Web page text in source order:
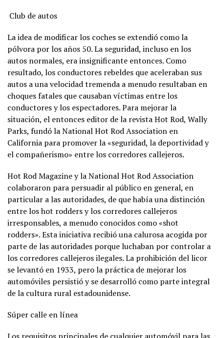
Club de autos
La idea de modificar los coches se extendió como la
pólvora por los años 50. La seguridad, incluso en los
autos normales, era insignificante entonces. Como
resultado, los conductores rebeldes que aceleraban sus
autos a una velocidad tremenda a menudo resultaban en
choques fatales que causaban víctimas entre los
conductores y los espectadores. Para mejorar la
situación, el entonces editor de la revista Hot Rod, Wally
Parks, fundó la National Hot Rod Association en
California para promover la «seguridad, la deportividad y
el compañerismo» entre los corredores callejeros.
Hot Rod Magazine y la National Hot Rod Association
colaboraron para persuadir al público en general, en
particular a las autoridades, de que había una distinción
entre los hot rodders y los corredores callejeros
irresponsables, a menudo conocidos como «shot
rodders». Esta iniciativa recibió una calurosa acogida por
parte de las autoridades porque luchaban por controlar a
los corredores callejeros ilegales. La prohibición del licor
se levantó en 1933, pero la práctica de mejorar los
automóviles persistió y se desarrolló como parte integral
de la cultura rural estadounidense.
Súper calle en línea